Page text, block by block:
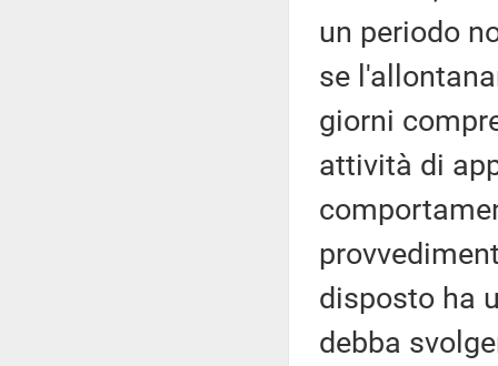
un periodo
se
giorni
attività di
disposto ha
debba